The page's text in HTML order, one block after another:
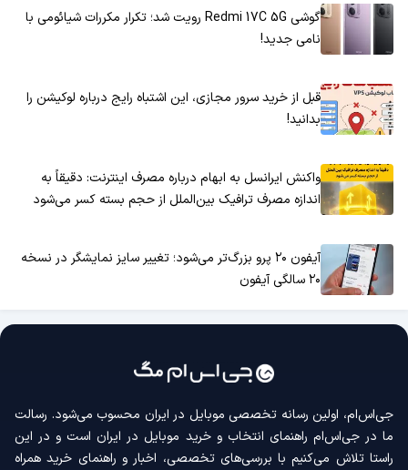
گوشی Redmi 17C 5G رویت شد؛ تکرار مکررات شیائومی با
نامی جدید!
قبل از خرید سرور مجازی، این اشتباه رایج درباره لوکیشن را
بدانید!
واکنش ایرانسل به ابهام درباره مصرف اینترنت: دقیقاً به
اندازه مصرف ترافیک بین‌الملل از حجم بسته کسر می‌شود
آیفون ۲۰ پرو بزرگ‌تر می‌شود؛ تغییر سایز نمایشگر در نسخه
۲۰ سالگی آیفون
جی‌اس‌ام، اولین رسانه‌ تخصصی موبایل در ایران محسوب می‌شود. رسالت
ما در جی‌اس‌ام راهنمای انتخاب و خرید موبایل در ایران است و در این
راستا تلاش می‌کنیم با بررسی‌های تخصصی، اخبار و راهنمای خرید همراه